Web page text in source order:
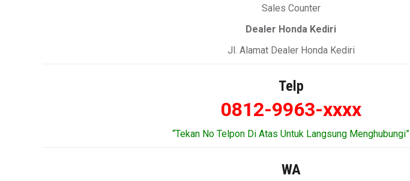
Sales Counter
Dealer Honda Kediri
Jl. Alamat Dealer Honda Kediri
Telp
0812-9963-xxxx
“Tekan No Telpon Di Atas Untuk Langsung Menghubungi”
WA